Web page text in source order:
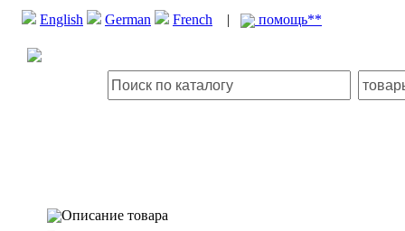
English German French | помощь**
Описание товара